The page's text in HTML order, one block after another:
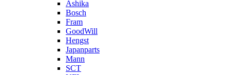
Ashika
Bosch
Fram
GoodWill
Hengst
Japanparts
Mann
SCT